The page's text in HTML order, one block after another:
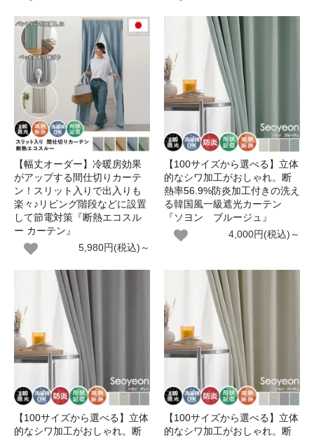
【幅丈オーダー】冷暖房効果
がアップする間仕切りカーテ
ン！スリット入りで出入りも
楽々♪リビング階段などに設置
して節電対策『断熱エコスル
ー カーテン』
5,980円(税込)～
【100サイズから選べる】立体
的なシワ加工がおしゃれ。断
熱率56.9%防炎加工付きの洗え
る韓国風一級遮光カーテン
『ソヨン ブルージュ』
4,000円(税込)～
【100サイズから選べる】立体
的なシワ加工がおしゃれ。断
【100サイズから選べる】立体
的なシワ加工がおしゃれ。断